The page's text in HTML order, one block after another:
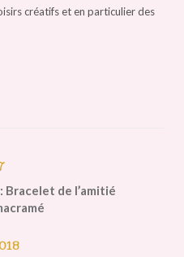
créatifs et en particulier des
de l’amitié